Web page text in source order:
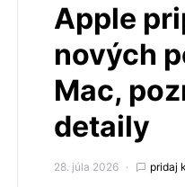
Apple
nových
Mac,
detaily
28. júla 2026 pridaj